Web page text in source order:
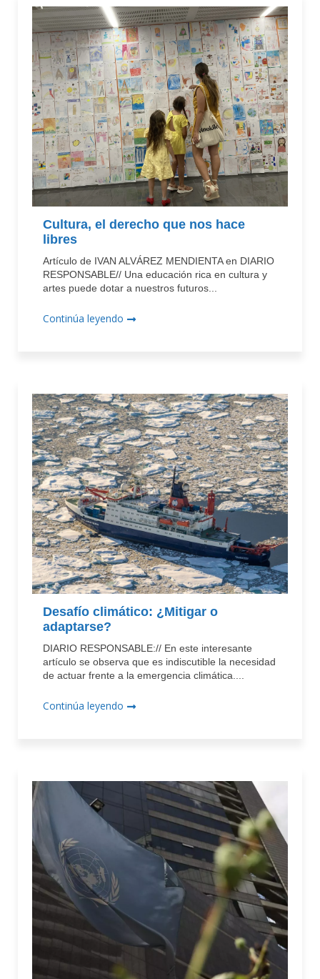
Cultura, el derecho que nos hace
libres
Artículo de IVAN ALVÁREZ MENDIENTA en DIARIO
RESPONSABLE// Una educación rica en cultura y
artes puede dotar a nuestros futuros...
Continúa leyendo
Desafío climático: ¿Mitigar o
adaptarse?
DIARIO RESPONSABLE:// En este interesante
artículo se observa que es indiscutible la necesidad
de actuar frente a la emergencia climática....
Continúa leyendo